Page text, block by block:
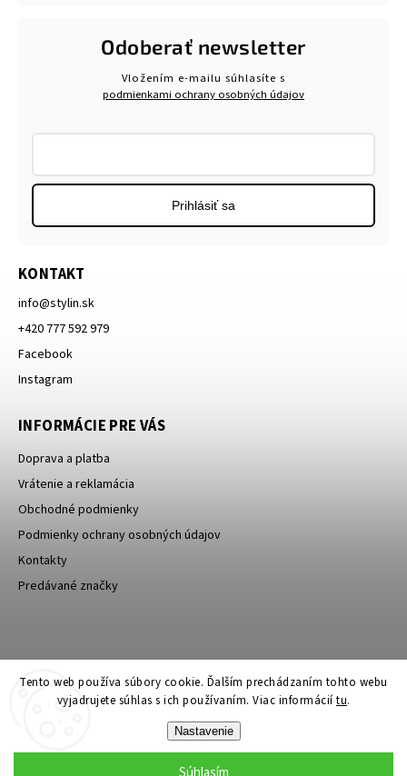
Tento web používa súbory cookie. Ďalším prechádzaním tohto webu
vyjadrujete súhlas s ich používaním. Viac informáciítu.
Nastavenie
KONTAKT
info@stylin.sk
+420 777 592 979
Facebook
Instagram
INFORMÁCIE PRE VÁS
Doprava a platba
Vrátenie a reklamácia
Obchodné podmienky
Podmienky ochrany osobných údajov
Kontakty
Predávané značky
Odoberať newsletter
Vložením e-mailu súhlasíte s
podmienkami ochrany osobných údajov
Prihlásiť sa
Bagin.cz